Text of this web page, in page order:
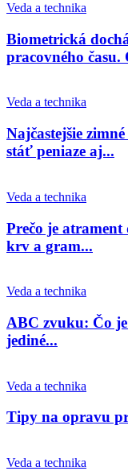
Veda a technika
Biometrická
pracovného
Veda a technika
Najčastejšie
stáť peniaze aj...
Veda a technika
Prečo je
krv a gram...
Veda a technika
ABC zvuku: Čo
jediné...
Veda a technika
Tipy na opravu
Veda a technika